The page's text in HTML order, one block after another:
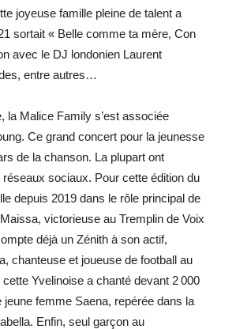
joyeuse famille pleine de talent a
sortait « Belle comme ta mère, Con
avec le DJ londonien Laurent
entre autres…
la Malice Family s’est associée
Ce grand concert pour la jeunesse
de la chanson. La plupart ont
sociaux. Pour cette édition du
depuis 2019 dans le rôle principal de
victorieuse au Tremplin de Voix
déjà un Zénith à son actif,
chanteuse et joueuse de football au
Yvelinoise a chanté devant 2 000
femme Saena, repérée dans la
Enfin, seul garçon au